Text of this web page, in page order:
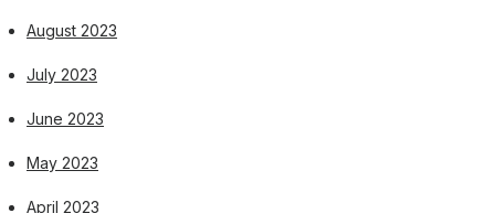
August 2023
July 2023
June 2023
May 2023
April 2023